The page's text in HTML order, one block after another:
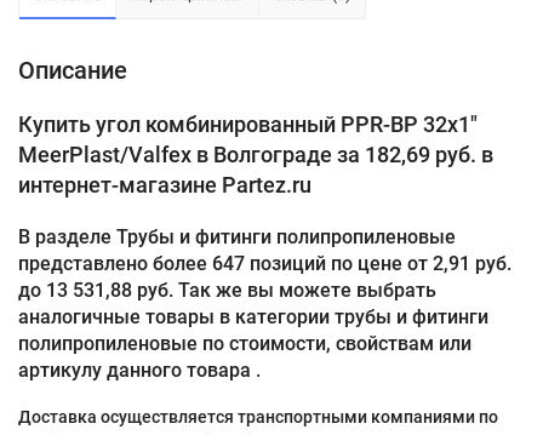
Описание
Купить угол комбинированный PPR-ВР 32х1"
MeerPlast/Valfex в Волгограде за 182,69 руб. в
интернет-магазине Partez.ru
В разделе Трубы и фитинги полипропиленовые
представлено более 647 позиций по цене от 2,91 руб.
до 13 531,88 руб. Так же вы можете выбрать
аналогичные товары в категории трубы и фитинги
полипропиленовые по стоимости, свойствам или
артикулу данного товара .
Доставка осуществляется транспортными компаниями по